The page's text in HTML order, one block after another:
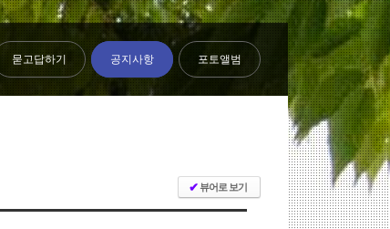
묻고답하기 공지사항 포토앨범
✔뷰어로 보기